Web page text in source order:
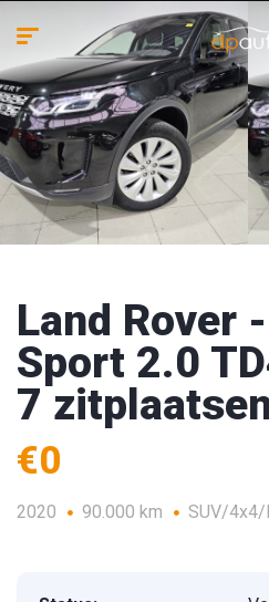
Land Rover
Sport 2.0
7
€0
2020 90.000 km SUV/4x4/